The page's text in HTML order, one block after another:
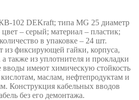
102 DEKraft; типа MG 25 диаметр
– серый; материал – пластик;
в упаковке – 24 шт.
из фиксирующей гайки, корпуса,
также из уплотнителя и прокладки
вводы имеют химическую стойкость
маслам, нефтепродуктам и
Конструкция кабельных вводов
без его демонтажа.